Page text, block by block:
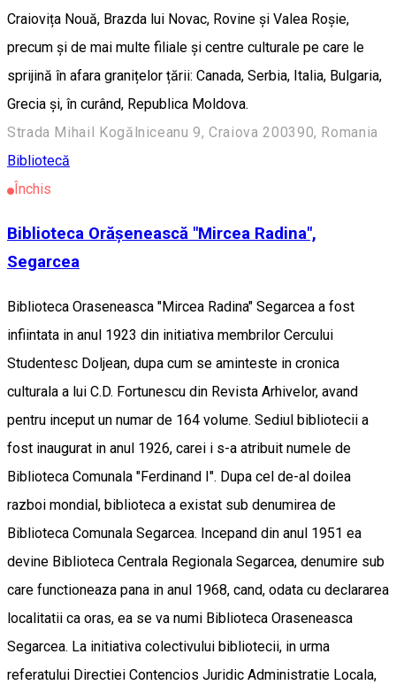
Craiovița Nouă, Brazda lui Novac, Rovine și Valea Roșie,
precum și de mai multe filiale și centre culturale pe care le
sprijină în afara granițelor țării: Canada, Serbia, Italia, Bulgaria,
Grecia și, în curând, Republica Moldova.
Strada Mihail Kogălniceanu 9, Craiova 200390, Romania
Bibliotecă
Închis
Biblioteca Orășenească "Mircea Radina",
Segarcea
Biblioteca Oraseneasca "Mircea Radina" Segarcea a fost
infiintata in anul 1923 din initiativa membrilor Cercului
Studentesc Doljean, dupa cum se aminteste in cronica
culturala a lui C.D. Fortunescu din Revista Arhivelor, avand
pentru inceput un numar de 164 volume. Sediul bibliotecii a
fost inaugurat in anul 1926, carei i s-a atribuit numele de
Biblioteca Comunala "Ferdinand I". Dupa cel de-al doilea
razboi mondial, biblioteca a existat sub denumirea de
Biblioteca Comunala Segarcea. Incepand din anul 1951 ea
devine Biblioteca Centrala Regionala Segarcea, denumire sub
care functioneaza pana in anul 1968, cand, odata cu declararea
localitatii ca oras, ea se va numi Biblioteca Oraseneasca
Segarcea. La initiativa colectivului bibliotecii, in urma
referatului Directiei Contencios Juridic Administratie Locala,